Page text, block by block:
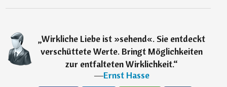
„Wirkliche Liebe ist »sehend«. Sie entdeckt
verschüttete Werte. Bringt Möglichkeiten
zur entfalteten Wirklichkeit.“
―Ernst Hasse